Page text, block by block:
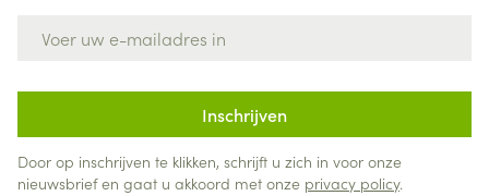
Inschrijven
Door op inschrijven te klikken, schrijft u zich in voor onze
nieuwsbrief en gaat u akkoord met onze privacy policy.